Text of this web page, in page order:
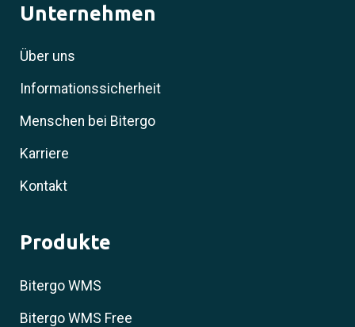
Unternehmen
Über uns
Informationssicherheit
Menschen bei Bitergo
Karriere
Kontakt
Produkte
Bitergo WMS
Bitergo WMS Free